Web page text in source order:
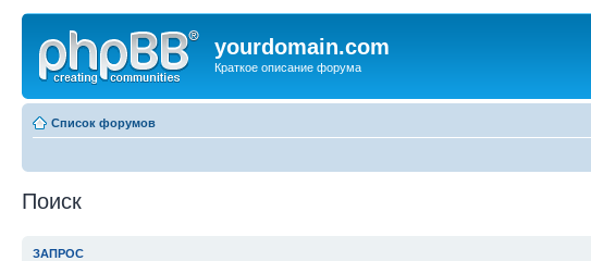
yourdomain.com
Краткое описание форума
Список форумов
Поиск
ЗАПРОС